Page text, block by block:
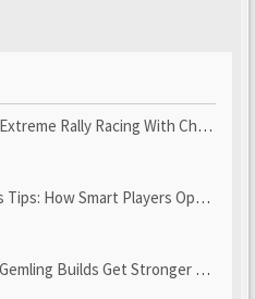
Rally Racing With Challenging Track...
Smart Players Optimize Gear, Build...
Get Stronger With u4gm’s Ice C...